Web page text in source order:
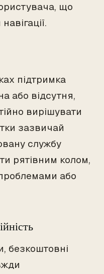
що
підтримка
або відсутня,
вирішувати
зазвичай
службу
рятівним колом,
або
безкоштовні